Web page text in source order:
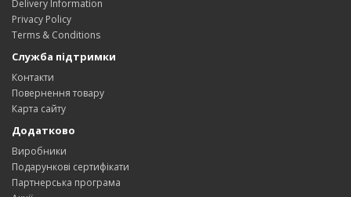
Delivery Information
Privacy Policy
Terms & Conditions
Служба підтримки
Контакти
Повернення товару
Карта сайту
Додатково
Виробники
Подарункові сертифікати
Партнерська програма